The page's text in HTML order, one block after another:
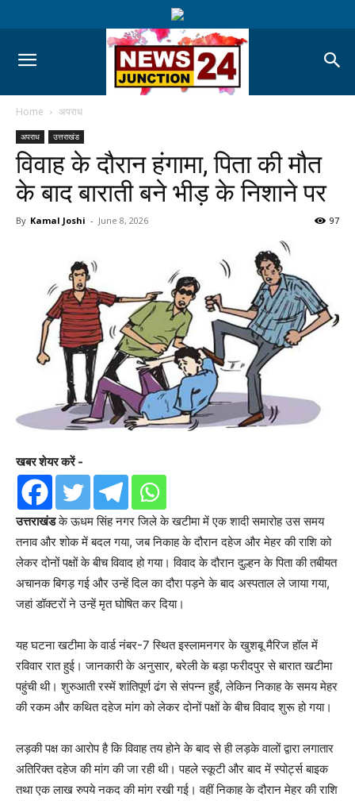
Home अपराध
अपराध उत्तराखंड
विवाह के दौरान हंगामा, पिता की मौत
के बाद बाराती बने भीड़ के निशाने पर
By Kamal Joshi - June 8, 2026 97
खबर शेयर करें -
उत्तराखंडके ऊधम सिंह नगर जिले के खटीमा में एक शादी समारोह उस समय
तनाव और शोक में बदल गया, जब निकाह के दौरान दहेज और मेहर की राशि को
लेकर दोनों पक्षों के बीच विवाद हो गया। विवाद के दौरान दुल्हन के पिता की तबीयत
अचानक बिगड़ गई और उन्हें दिल का दौरा पड़ने के बाद अस्पताल ले जाया गया,
जहां डॉक्टरों ने उन्हें मृत घोषित कर दिया।
यह घटना खटीमा के वार्ड नंबर-7 स्थित इस्लामनगर के खुशबू मैरिज हॉल में
रविवार रात हुई। जानकारी के अनुसार, बरेली के बड़ा फरीदपुर से बारात खटीमा
पहुंची थी। शुरुआती रस्में शांतिपूर्ण ढंग से संपन्न हुईं, लेकिन निकाह के समय मेहर
की रकम और कथित दहेज मांग को लेकर दोनों पक्षों के बीच विवाद शुरू हो गया।
लड़की पक्ष का आरोप है कि विवाह तय होने के बाद से ही लड़के वालों द्वारा लगातार
अतिरिक्त दहेज की मांग की जा रही थी। पहले स्कूटी और बाद में स्पोर्ट्स बाइक
तथा एक लाख रुपये नकद की मांग रखी गई। वहीं निकाह के दौरान मेहर की राशि